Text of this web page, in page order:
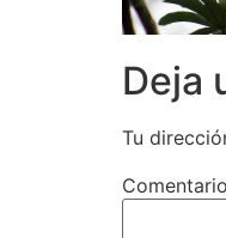
Deja
Tu
Comentario